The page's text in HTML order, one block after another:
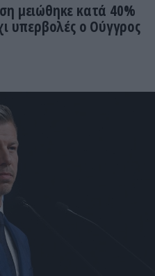
μειώθηκε κατά 40%
υπερβολές ο Ούγγρος